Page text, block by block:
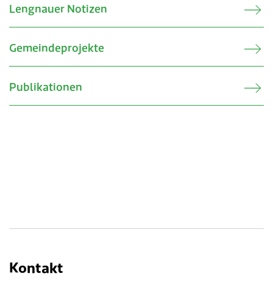
Lengnauer Notizen
Gemeindeprojekte
Publikationen
Kontakt